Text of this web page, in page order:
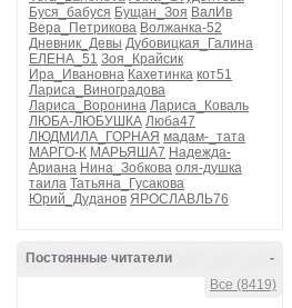
Буся_бабуся Бущан_Зоя ВалИв
Вера_Петрикова Волжанка-52
Дневник_Девы Дубовицкая_Галина
ЕЛЕНА_51 Зоя_Крайсик
Ира_Ивановна Кахетинка кот51
Лариса_Виноградова
Лариса_Воронина Лариса_Коваль
ЛЮБА-ЛЮБУШКА Люба47
ЛЮДМИЛА_ГОРНАЯ мадам-_тата
МАРГО-К МАРЬЯША7 Надежда-
Ариана Нина_Зобкова оля-душка
таила Татьяна_Гусакова
Юрий_Дуданов ЯРОСЛАВЛЬ76
-
Постоянные читатели
Все (8419)